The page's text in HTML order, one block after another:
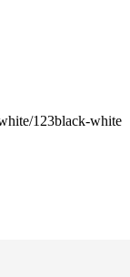
123black-white